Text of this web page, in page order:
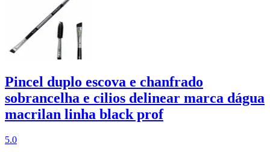
Pincel duplo escova e chanfrado
sobrancelha e cilios delinear marca dágua
macrilan linha black prof
5.0